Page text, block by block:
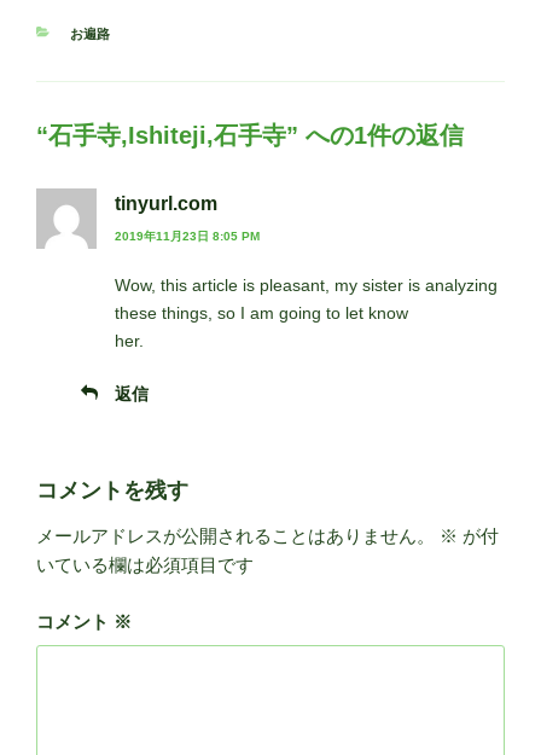
カ
お遍路
“石手寺,Ishiteji,石手寺” への1件の返信
tinyurl.com
2019年11月23日 8:05 PM
Wow, this article is pleasant, my sister is analyzing
these things, so I am going to let know
her.
返信
コメントを残す
メールアドレスが公開されることはありません。 ※ が付
いている欄は必須項目です
コメント ※